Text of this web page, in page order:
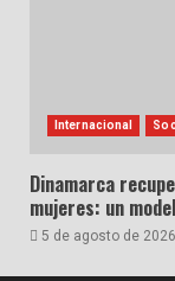
Internacional
Dinamarca
mujeres: un
5 de agosto de 2026